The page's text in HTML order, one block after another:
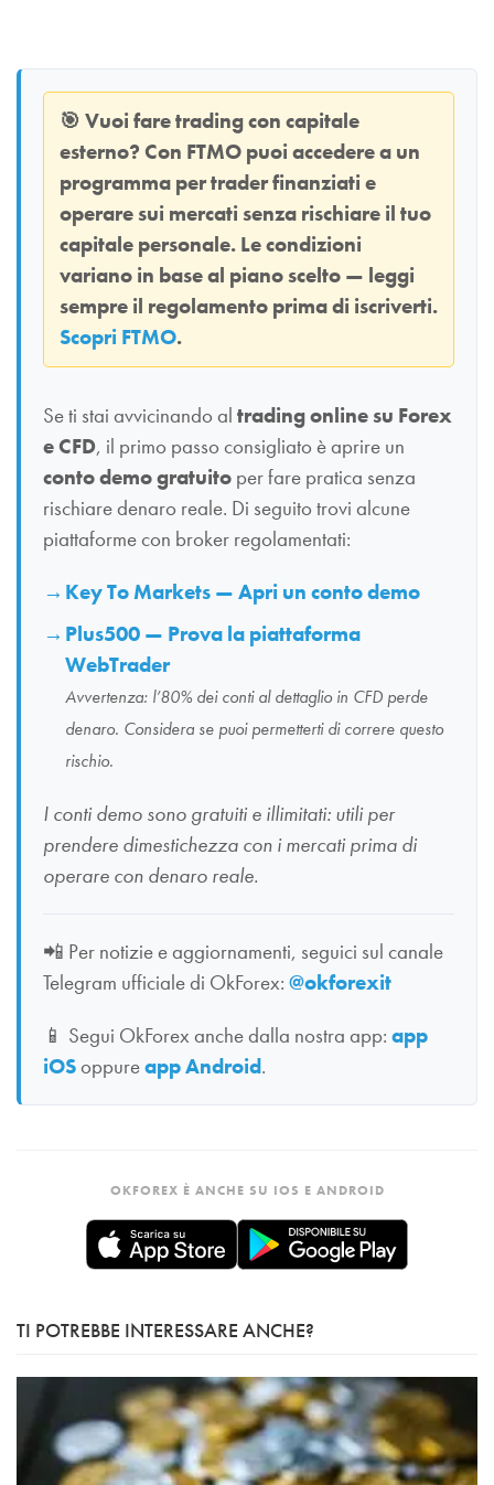
🎯 Vuoi fare trading con capitale
esterno? Con FTMO puoi accedere a un
programma per trader finanziati e
operare sui mercati senza rischiare il tuo
capitale personale. Le condizioni
variano in base al piano scelto — leggi
sempre il regolamento prima di iscriverti.
Scopri FTMO.
Se ti stai avvicinando al trading online su Forex
e CFD, il primo passo consigliato è aprire un
conto demo gratuito per fare pratica senza
rischiare denaro reale. Di seguito trovi alcune
piattaforme con broker regolamentati:
Key To Markets — Apri un conto demo
Plus500 — Prova la piattaforma
WebTrader
Avvertenza: l’80% dei conti al dettaglio in CFD perde
denaro. Considera se puoi permetterti di correre questo
rischio.
I conti demo sono gratuiti e illimitati: utili per
prendere dimestichezza con i mercati prima di
operare con denaro reale.
📲 Per notizie e aggiornamenti, seguici sul canale
Telegram ufficiale di OkForex: @okforexit
📱 Segui OkForex anche dalla nostra app: app
iOSoppureapp Android.
OKFOREX È ANCHE SU IOS E ANDROID
TI POTREBBE INTERESSARE ANCHE?